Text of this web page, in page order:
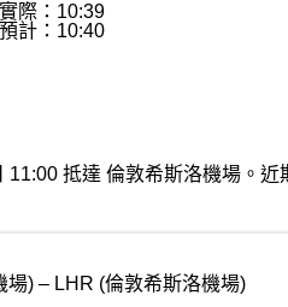
實際：10:39
預計：10:40
抵達 倫敦希斯洛機場。
場) – LHR (倫敦希斯洛機場)